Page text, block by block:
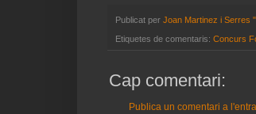
Publicat per Joan Martinez i Serres
Etiquetes de comentaris: Concurs
Cap comentari:
Publica un comentari a